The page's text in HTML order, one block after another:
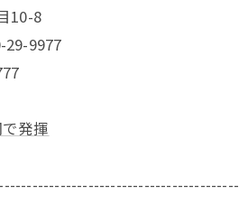
10-8
29-9977
発揮